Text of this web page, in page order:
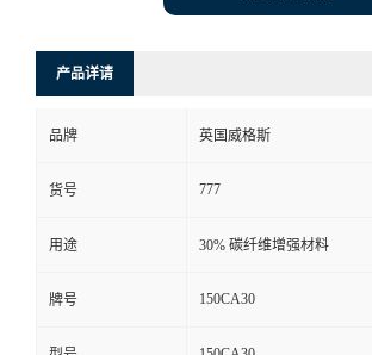
产品详请
品牌 英国威格斯
货号 777
用途 30% 碳纤维增强材料
牌号 150CA30